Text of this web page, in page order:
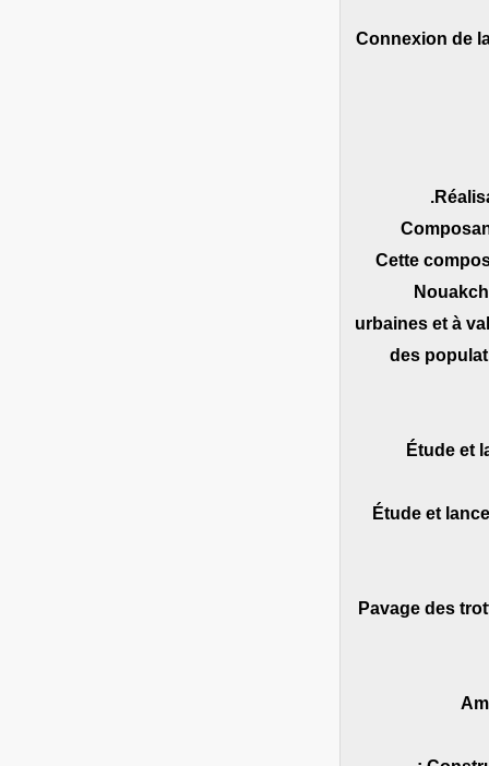
• Connexion de
Cette
urbaines et à
des
• Étude
• Étude et
• Pavage des
•